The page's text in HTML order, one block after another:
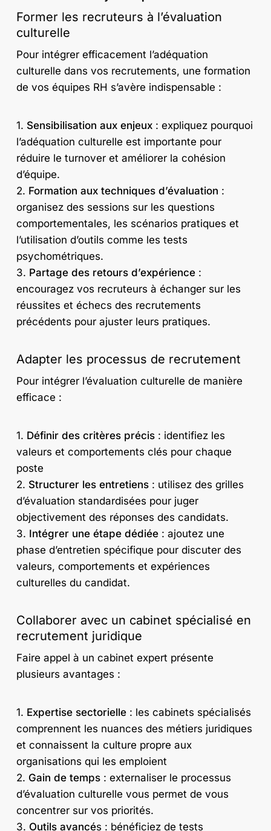
Former les recruteurs à l’évaluation
culturelle
Pour intégrer efficacement l’adéquation
culturelle dans vos recrutements, une formation
de vos équipes RH s’avère indispensable :
1. Sensibilisation aux enjeux: expliquez pourquoi
l’adéquation culturelle est importante pour
réduire le turnover et améliorer la cohésion
d’équipe.
2. Formation aux techniques d’évaluation :
organisez des sessions sur les questions
comportementales, les scénarios pratiques et
l’utilisation d’outils comme les tests
psychométriques.
3. Partage des retours d’expérience:
encouragez vos recruteurs à échanger sur les
réussites et échecs des recrutements
précédents pour ajuster leurs pratiques.
Adapter les processus de recrutement
Pour intégrer l’évaluation culturelle de manière
efficace :
1. Définir des critères précis: identifiez les
valeurs et comportements clés pour chaque
poste
2. Structurer les entretiens: utilisez des grilles
d’évaluation standardisées pour juger
objectivement des réponses des candidats.
3. Intégrer une étape dédiée: ajoutez une
phase d’entretien spécifique pour discuter des
valeurs, comportements et expériences
culturelles du candidat.
Collaborer avec un cabinet spécialisé en
recrutement juridique
Faire appel à un cabinet expert présente
plusieurs avantages :
1. Expertise sectorielle: les cabinets spécialisés
comprennent les nuances des métiers juridiques
et connaissent la culture propre aux
organisations qui les emploient
2. Gain de temps: externaliser le processus
d’évaluation culturelle vous permet de vous
concentrer sur vos priorités.
3. Outils avancés : bénéficiez de tests